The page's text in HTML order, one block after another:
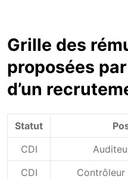
Grille des
proposées
d’un
Statut
CDI
CDI